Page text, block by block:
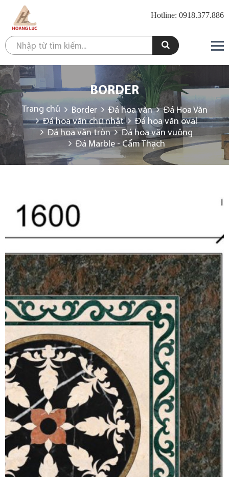
Hotline: 0918.377.886
BORDER
Trang chủ Border Đá hoa văn
Đá Hoa Văn
Đá hoa văn chữ nhật
Đá hoa văn oval
Đá hoa văn tròn
Đá hoa văn vuông
Đá Marble - Cẩm Thạch